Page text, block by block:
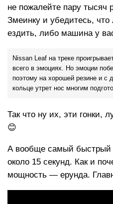
не пожалейте пару тысяч
Змеинку и убедитесь,
ездить, либо машина у
Nissan Leaf на треке
всего в эмоциях. Но эмоции
поэтому на хорошей резине и с
кольце утрет нос многим
Так что ну их, эти гонки,
😊
А вообще самый быстрый
около 15 секунд. Как и
мощность — ерунда.